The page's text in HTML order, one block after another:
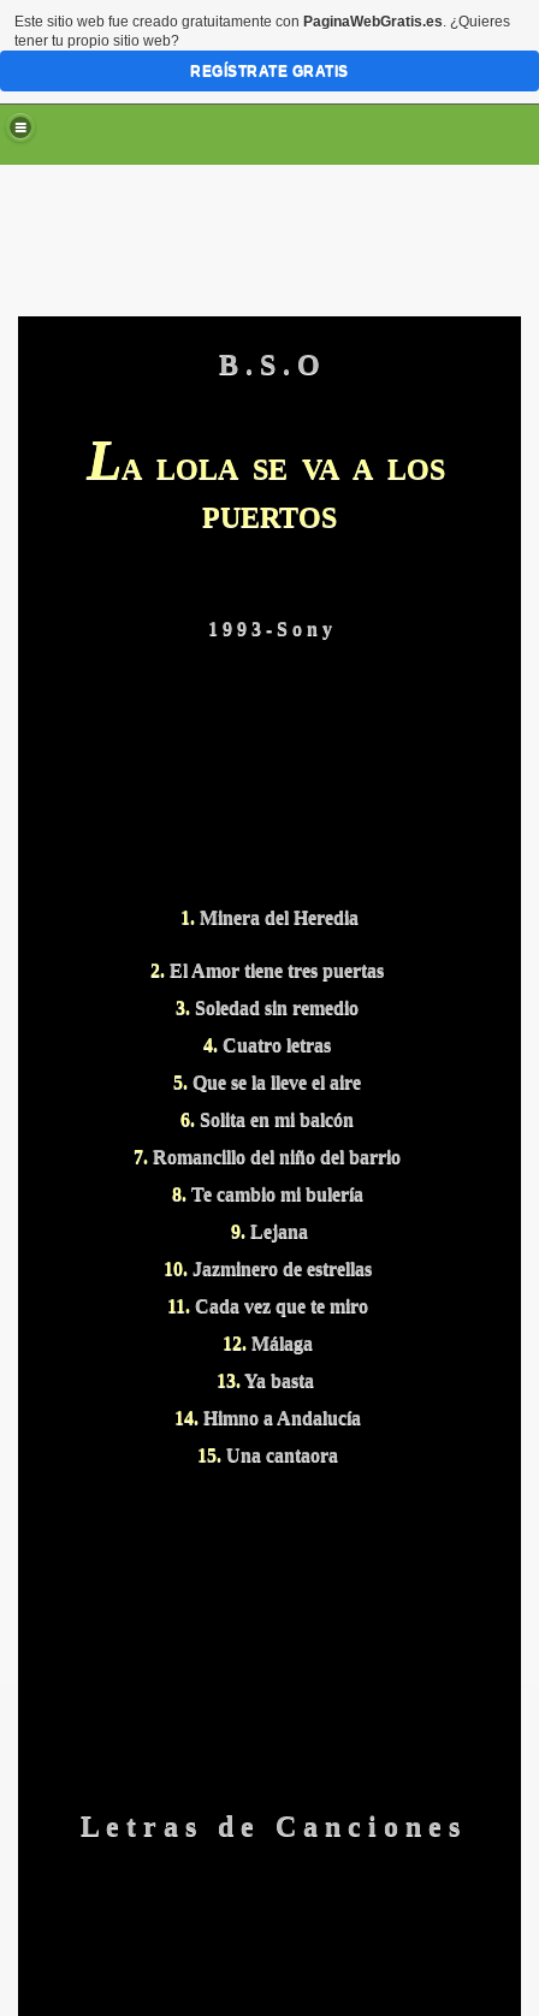
B . S . O
LA LOLA SE VA A LOS
PUERTOS
1 9 9 3 - S o n y
1. Minera del Heredia
2. El Amor tiene tres puertas
3. Soledad sin remedio
4. Cuatro letras
5. Que se la lleve el aire
6. Solita en mi balcón
7. Romancillo del niño del barrio
8.Te cambio mi bulería
9. Lejana
10. Jazminero de estrellas
11. Cada vez que te miro
12.Málaga
13.Ya basta
14. Himno a Andalucía
15. Una cantaora
L e t r a s d e C a n c i o n e s
Este sitio web fue creado gratuitamente con PaginaWebGratis.es. ¿Quieres
tener tu propio sitio web?
REGÍSTRATE GRATIS